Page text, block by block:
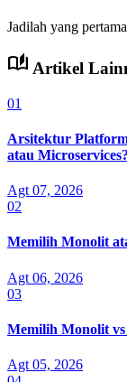
Jadilah yang
auto_stories Artikel
01
Arsitektur
atau Microservices?
Agt 07, 2026
02
Memilih Monolit
Agt 06, 2026
03
Memilih Monolit vs
Agt 05, 2026